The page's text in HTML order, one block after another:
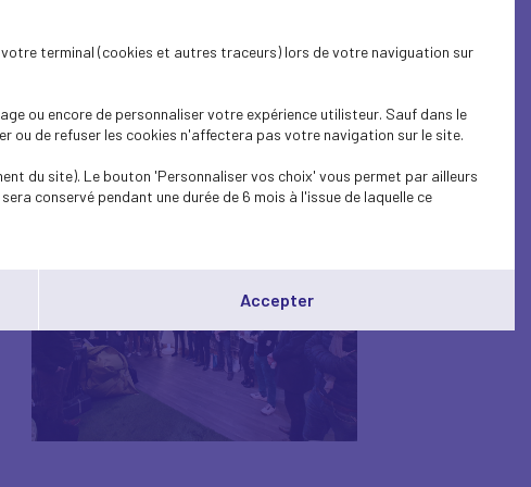
MEDEF
terminal (cookies et autres traceurs) lors de votre naviguation sur
ou encore de personnaliser votre expérience utilisteur. Sauf dans le
ou de refuser les cookies n'affectera pas votre navigation sur le site.
du site). Le bouton 'Personnaliser vos choix' vous permet par ailleurs
conservé pendant une durée de 6 mois à l'issue de laquelle ce
Accepter